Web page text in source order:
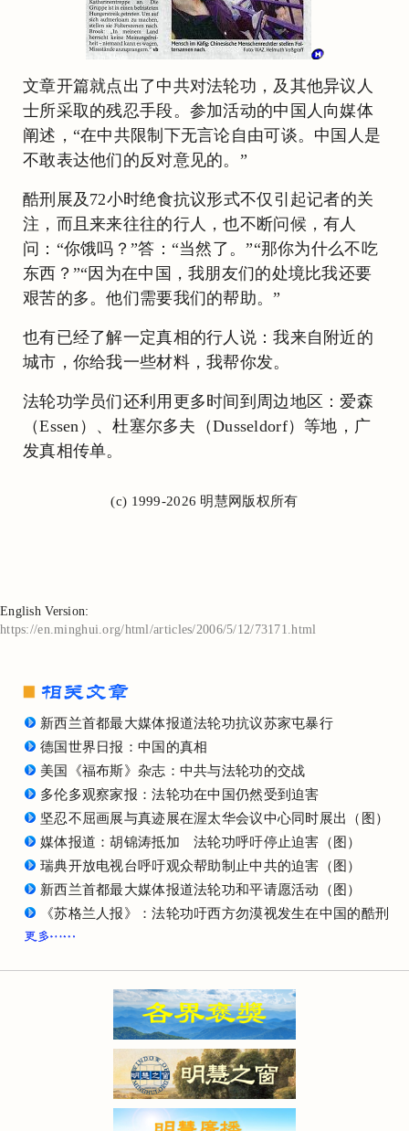
文章开篇就点出了中共对法轮功，及其他异议人
士所采取的残忍手段。参加活动的中国人向媒体
阐述，“在中共限制下无言论自由可谈。中国人是
不敢表达他们的反对意见的。”
酷刑展及72小时绝食抗议形式不仅引起记者的关
注，而且来来往往的行人，也不断问候，有人
问：“你饿吗？”答：“当然了。”“那你为什么不吃
东西？”“因为在中国，我朋友们的处境比我还要
艰苦的多。他们需要我们的帮助。”
也有已经了解一定真相的行人说：我来自附近的
城市，你给我一些材料，我帮你发。
法轮功学员们还利用更多时间到周边地区：爱森
（Essen）、杜塞尔多夫（Dusseldorf）等地，广
发真相传单。
(c) 1999-2026 明慧网版权所有
English Version:
https://en.minghui.org/html/articles/2006/5/12/73171.html
新西兰首都最大媒体报道法轮功抗议苏家屯暴行
德国世界日报：中国的真相
美国《福布斯》杂志：中共与法轮功的交战
多伦多观察家报：法轮功在中国仍然受到迫害
坚忍不屈画展与真迹展在渥太华会议中心同时展出（图）
媒体报道：胡锦涛抵加 法轮功呼吁停止迫害（图）
瑞典开放电视台呼吁观众帮助制止中共的迫害（图）
新西兰首都最大媒体报道法轮功和平请愿活动（图）
《苏格兰人报》：法轮功吁西方勿漠视发生在中国的酷刑